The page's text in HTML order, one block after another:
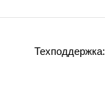
Техподдержка: